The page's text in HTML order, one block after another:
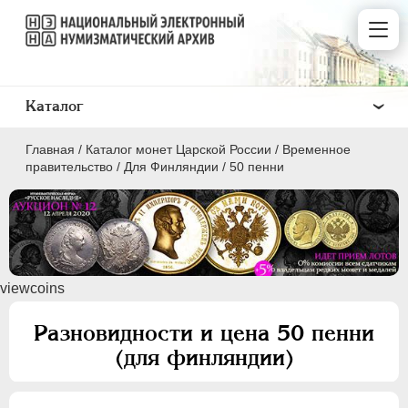
Главная / Каталог монет Царской России / Временное
правительство / Для Финляндии / 50 пенни
viewcoins
Разновидности и цена 50 пенни
(для финляндии)
Каталог
ПEТР I 1699 - 1725
ЕКАТЕРИНА I
АННА ИОАННОВНА 1730-1740
ИОАНН АНТОНОВИЧ 1740-1741